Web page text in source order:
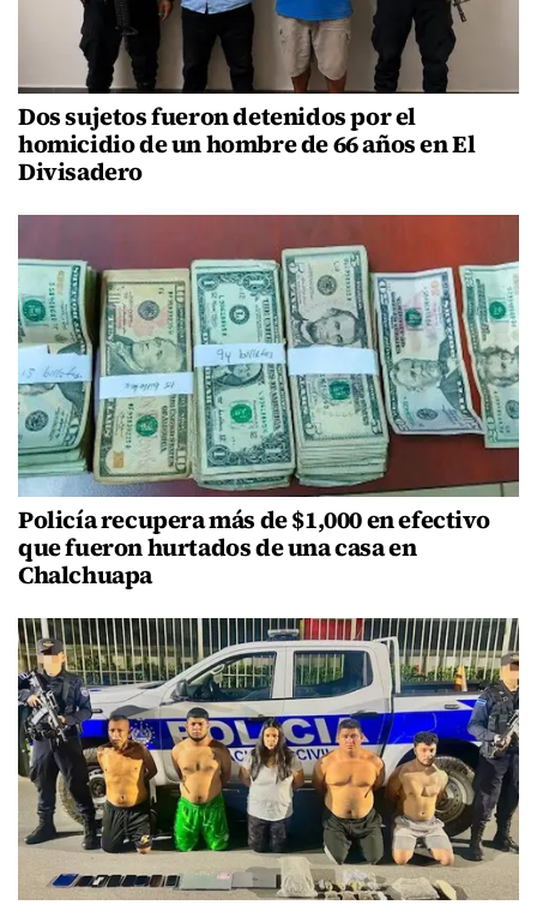
Dos sujetos fueron detenidos por el
homicidio de un hombre de 66 años en El
Divisadero
Policía recupera más de $1,000 en efectivo
que fueron hurtados de una casa en
Chalchuapa